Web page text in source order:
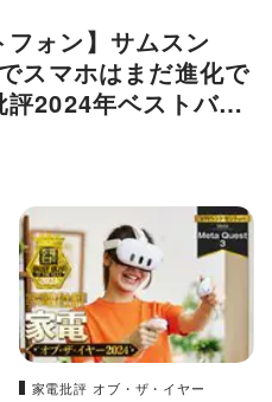
フォン】サムスン
スマホはまだ進化で
評2024年ベストバ
家電批評 オブ・ザ・イヤー